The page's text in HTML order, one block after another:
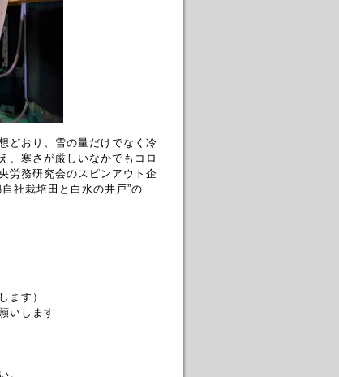
どおり、雪の量だけでなく冷
、寒さが厳しいなかでもコロ
労務研究会のスピンアウト企
社栽培田と白水の井戸”の
ます）
します
。